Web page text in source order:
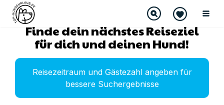
Finde dein nächstes Reiseziel
für dich und deinen Hund!
Reisezeitraum und Gästezahl angeben für
bessere Suchergebnisse